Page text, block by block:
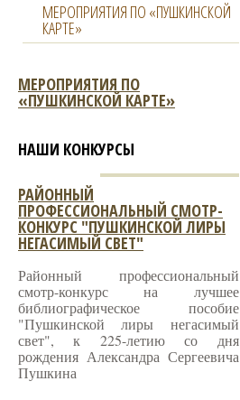
МЕРОПРИЯТИЯ ПО «ПУШКИНСКОЙ
КАРТЕ»
МЕРОПРИЯТИЯ ПО
«ПУШКИНСКОЙ КАРТЕ»
НАШИ КОНКУРСЫ
РАЙОННЫЙ
ПРОФЕССИОНАЛЬНЫЙ СМОТР-
КОНКУРС "ПУШКИНСКОЙ ЛИРЫ
НЕГАСИМЫЙ СВЕТ"
Районный профессиональный
смотр-конкурс на лучшее
библиографическое пособие
"Пушкинской лиры негасимый
свет", к 225-летию со дня
рождения Александра Сергеевича
Пушкина